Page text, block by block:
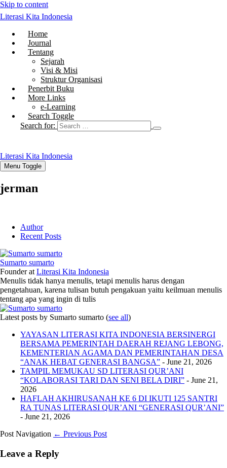
Skip to content
Literasi Kita Indonesia
Home
Journal
Tentang
Sejarah
Visi & Misi
Struktur Organisasi
Penerbit Buku
More Links
e-Learning
Search Toggle
Search for:
Literasi Kita Indonesia
Menu Toggle
jerman
Author
Recent Posts
Sumarto sumarto
Founderat Literasi Kita Indonesia
Menulis tidak hanya menulis, tetapi menulis harus dengan
pengetahuan, karena tulisan butuh pengakuan yaitu keilmuan menulis
tentang apa yang ingin di tulis
Latest posts by Sumarto sumarto (see all)
YAYASAN LITERASI KITA INDONESIA BERSINERGI
BERSAMA PEMERINTAH DAERAH REJANG LEBONG,
KEMENTERIAN AGAMA DAN PEMERINTAHAN DESA
“ANAK HEBAT GENERASI BANGSA” - June 21, 2026
TAMPIL MEMUKAU SD LITERASI QUR’ANI
“KOLABORASI TARI DAN SENI BELA DIRI” - June 21,
2026
HAFLAH AKHIRUSANAH KE 6 DI IKUTI 125 SANTRI
RA TUNAS LITERASI QUR’ANI “GENERASI QUR’ANI”
- June 21, 2026
Post Navigation ← Previous Post
Leave a Reply